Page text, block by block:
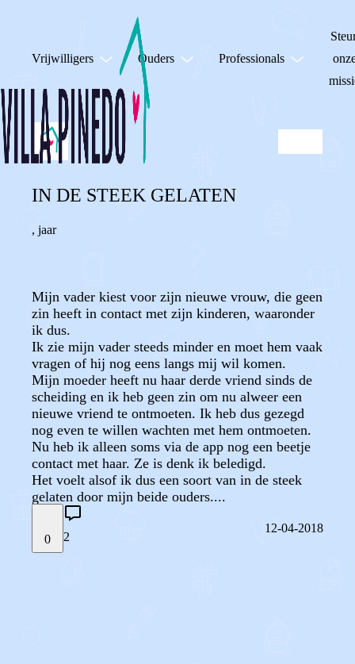
Vrijwilligers Ouders Professionals
IN DE STEEK GELATEN
, jaar
Mijn vader kiest voor zijn nieuwe vrouw, die geen
zin heeft in contact met zijn kinderen, waaronder
ik dus.
Ik zie mijn vader steeds minder en moet hem vaak
vragen of hij nog eens langs mij wil komen.
Mijn moeder heeft nu haar derde vriend sinds de
scheiding en ik heb geen zin om nu alweer een
nieuwe vriend te ontmoeten. Ik heb dus gezegd
nog even te willen wachten met hem ontmoeten.
Nu heb ik alleen soms via de app nog een beetje
contact met haar. Ze is denk ik beledigd.
Het voelt alsof ik dus een soort van in de steek
gelaten door mijn beide ouders....
0 2
12-04-2018